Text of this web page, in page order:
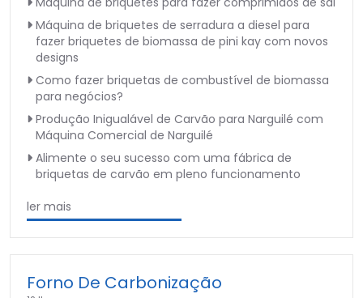
Máquina de briquetes de serradura a diesel para
fazer briquetes de biomassa de pini kay com novos
designs
Como fazer briquetas de combustível de biomassa
para negócios?
Produção Inigualável de Carvão para Narguilé com
Máquina Comercial de Narguilé
Alimente o seu sucesso com uma fábrica de
briquetas de carvão em pleno funcionamento
ler mais
Forno De Carbonização